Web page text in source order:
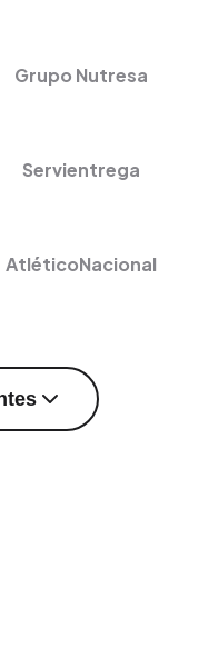
Grupo Nutresa
Servientrega
AtléticoNacional